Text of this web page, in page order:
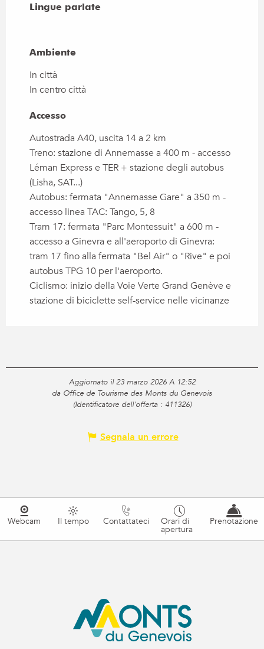
Lingue parlate
Lingue parlate
Ambiente
Ambiente
In città
In centro città
Accesso
Accesso
Autostrada A40, uscita 14 a 2 km
Treno: stazione di Annemasse a 400 m - accesso
Léman Express e TER + stazione degli autobus
(Lisha, SAT...)
Autobus: fermata "Annemasse Gare" a 350 m -
accesso linea TAC: Tango, 5, 8
Tram 17: fermata "Parc Montessuit" a 600 m -
accesso a Ginevra e all'aeroporto di Ginevra:
tram 17 fino alla fermata "Bel Air" o "Rive" e poi
autobus TPG 10 per l'aeroporto.
Ciclismo: inizio della Voie Verte Grand Genève e
stazione di biciclette self-service nelle vicinanze
Aggiornato il 23 marzo 2026 A 12:52
da Office de Tourisme des Monts du Genevois
(Identificatore dell'offerta : 411326)
Segnala un errore
Webcam Il tempo Contattateci Orari di
apertura
Prenotazione